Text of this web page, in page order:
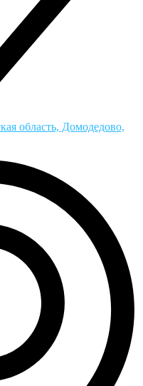
область, Домодедово,